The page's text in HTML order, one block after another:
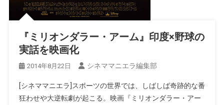
『ミリオンダラー・アーム』印度×野球の
実話を映画化
2014年8月22日 シネママニエラ編集部
[シネママニエラ]スポーツの世界では、しばしば奇跡的な番
狂わせや大逆転劇が起こる。映画『ミリオンダラー・アー